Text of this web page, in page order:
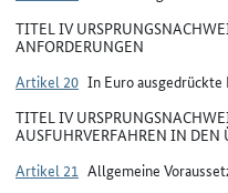
TITEL IV
ANFORDERUNGEN
Artikel 20 In Euro ausgedrückte
TITEL IV
AUSFUHRVERFAHREN IN DEN
Artikel 21 Allgemeine